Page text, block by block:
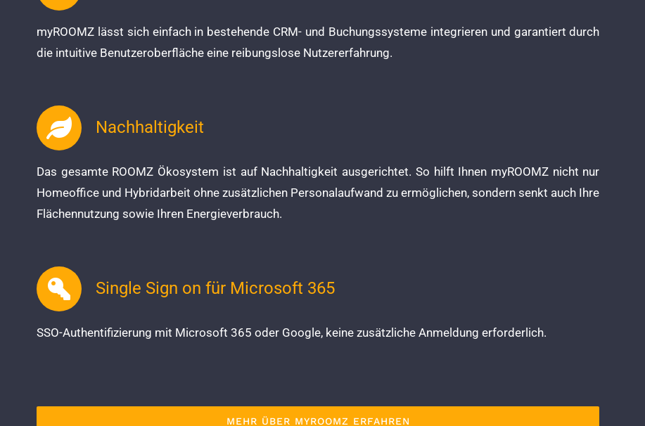
myROOMZ lässt sich einfach in bestehende CRM- und Buchungssysteme integrieren und garantiert durch
die intuitive Benutzeroberfläche eine reibungslose Nutzererfahrung.
Nachhaltigkeit
Das gesamte ROOMZ Ökosystem ist auf Nachhaltigkeit ausgerichtet. So hilft Ihnen myROOMZ nicht nur
Homeoffice und Hybridarbeit ohne zusätzlichen Personalaufwand zu ermöglichen, sondern senkt auch Ihre
Flächennutzung sowie Ihren Energieverbrauch.
Single Sign on für Microsoft 365
SSO-Authentifizierung mit Microsoft 365 oder Google, keine zusätzliche Anmeldung erforderlich.
MEHR ÜBER MYROOMZ ERFAHREN